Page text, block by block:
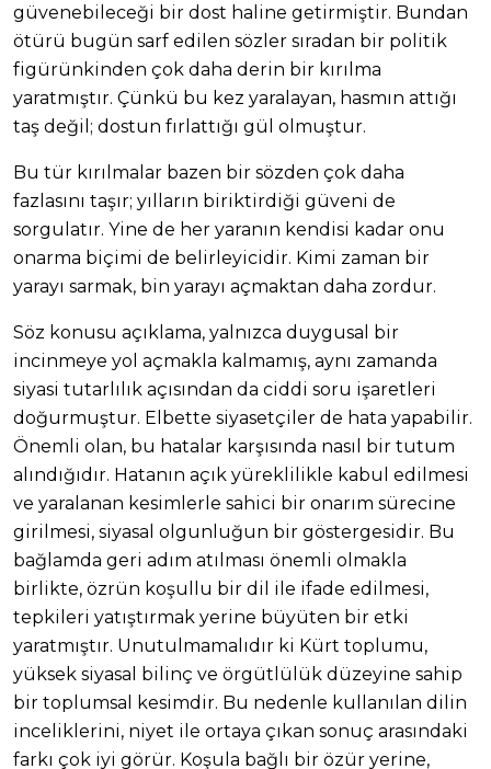
güvenebileceği bir dost haline getirmiştir. Bundan
ötürü bugün sarf edilen sözler sıradan bir politik
figürünkinden çok daha derin bir kırılma
yaratmıştır. Çünkü bu kez yaralayan, hasmın attığı
taş değil; dostun fırlattığı gül olmuştur.
Bu tür kırılmalar bazen bir sözden çok daha
fazlasını taşır; yılların biriktirdiği güveni de
sorgulatır. Yine de her yaranın kendisi kadar onu
onarma biçimi de belirleyicidir. Kimi zaman bir
yarayı sarmak, bin yarayı açmaktan daha zordur.
Söz konusu açıklama, yalnızca duygusal bir
incinmeye yol açmakla kalmamış, aynı zamanda
siyasi tutarlılık açısından da ciddi soru işaretleri
doğurmuştur. Elbette siyasetçiler de hata yapabilir.
Önemli olan, bu hatalar karşısında nasıl bir tutum
alındığıdır. Hatanın açık yüreklilikle kabul edilmesi
ve yaralanan kesimlerle sahici bir onarım sürecine
girilmesi, siyasal olgunluğun bir göstergesidir. Bu
bağlamda geri adım atılması önemli olmakla
birlikte, özrün koşullu bir dil ile ifade edilmesi,
tepkileri yatıştırmak yerine büyüten bir etki
yaratmıştır. Unutulmamalıdır ki Kürt toplumu,
yüksek siyasal bilinç ve örgütlülük düzeyine sahip
bir toplumsal kesimdir. Bu nedenle kullanılan dilin
inceliklerini, niyet ile ortaya çıkan sonuç arasındaki
farkı çok iyi görür. Koşula bağlı bir özür yerine,